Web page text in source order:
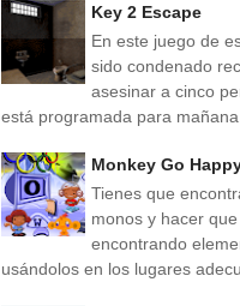
Key 2 Escape
En este juego de
sido condenado
asesinar a cinco
está programada para
Monkey Go
Tienes que
monos y hacer
encontrando
usándolos en los lugares